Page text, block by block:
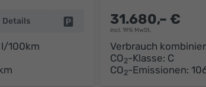
Details Fahrzeug parken
l/100km
31.680,– €
incl. 19% MwSt.
Verbrauch
CO2-Klasse: C
CO2-Emissionen: